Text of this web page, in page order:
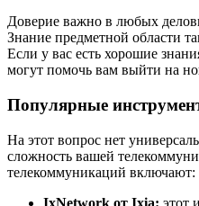
Доверие важно в любых
Знание предметной области
Если у вас есть хорошие
могут помочь вам выйти на
Популярные
На этот вопрос нет
сложность вашей
телекоммуникаций включают:
IxNetwork от Ixia: этот